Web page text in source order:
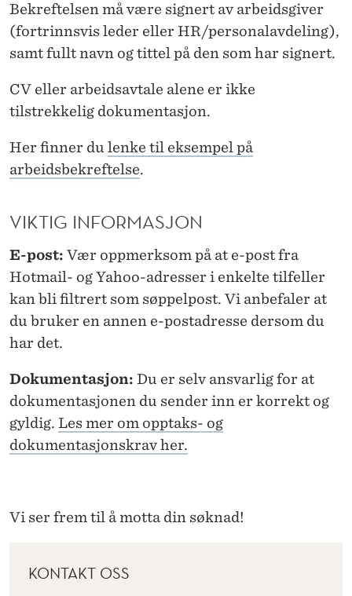
E
N
D
R
N
S
A
R
B
E
D
Bekreftelsen måvære signert av arbeidsgiver
(fortrinnsvis leder eller HR/personalavdeling),
samt fullt navn og tittel på den som har signert.
CV eller arbeidsavtale alene er ikke
tilstrekkelig dokumentasjon.
Her finner du lenke til eksempel på
arbeidsbekreftelse.
VIKTIG INFORMASJON
E-post: Vær oppmerksom på at e-post fra
Hotmail- og Yahoo-adresser i enkelte tilfeller
kan bli filtrert som søppelpost. Vi anbefaler at
du bruker en annen e-postadresse dersom du
har det.
Dokumentasjon: Du er selv ansvarlig for at
dokumentasjonen du sender inn er korrekt og
gyldig. Les mer om opptaks- og
dokumentasjonskrav her.
Vi ser frem til å motta din søknad!
KONTAKT OSS